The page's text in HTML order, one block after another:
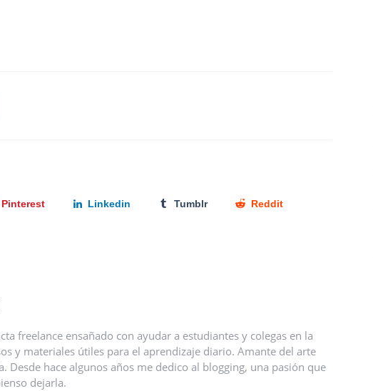
Pinterest Linkedin Tumblr Reddit
freelance ensañado con ayudar a estudiantes y colegas en la
y materiales útiles para el aprendizaje diario. Amante del arte
Desde hace algunos años me dedico al blogging, una pasión que
dejarla.